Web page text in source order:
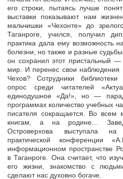
его строки, пытаясь лучше
выставки показывают нам
мальчишки «Чехонте» до
Таганроге, учился, получил
практика дала ему возможность
болезни, но также и разные
он сохранил этот пристальный
мир. И перенес свои наблюдения
Чехов? Сотрудники библиотеки
опрос среди читателей
единодушное «Да!», но —
программах количество учебных
писателя сокращается. Во всем
книгам, а на родине…
Островерхова выступала на
практической конференции
информационном пространстве
в Таганроге. Она считает, что
его жизни, знакомство с
сделают нас духовно богаче.